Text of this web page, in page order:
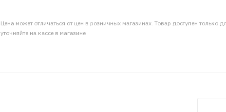
Цена может отличаться от цен в розничных магазинах. Товар доступен только
уточняйте на кассе в магазине